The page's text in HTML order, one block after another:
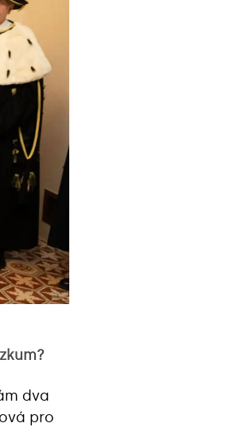
dva
pro